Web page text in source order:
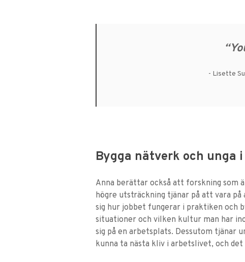
- Lisette
Bygga nätverk och unga
Anna berättar också att forskning som
högre utsträckning tjänar på att vara
sig hur jobbet fungerar i praktiken och
situationer och vilken kultur man har
sig på en arbetsplats. Dessutom tjänar
kunna ta nästa kliv i arbetslivet, och